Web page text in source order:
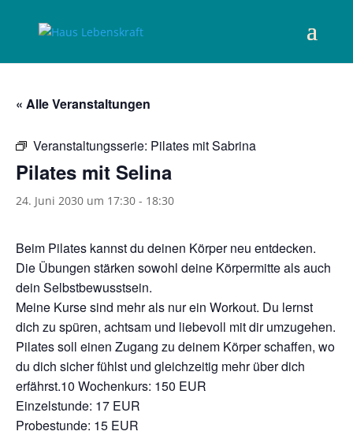
« Alle Veranstaltungen
Veranstaltungsserie: Pilates mit Sabrina
Pilates mit Selina
24. Juni 2030 um 17:30 - 18:30
Beim Pilates kannst du deinen Körper neu entdecken.
Die Übungen stärken sowohl deine Körpermitte als auch
dein Selbstbewusstsein.
Meine Kurse sind mehr als nur ein Workout. Du lernst
dich zu spüren, achtsam und liebevoll mit dir umzugehen.
Pilates soll einen Zugang zu deinem Körper schaffen, wo
du dich sicher fühlst und gleichzeitig mehr über dich
erfährst.10 Wochenkurs: 150 EUR
Einzelstunde: 17 EUR
Probestunde: 15 EUR